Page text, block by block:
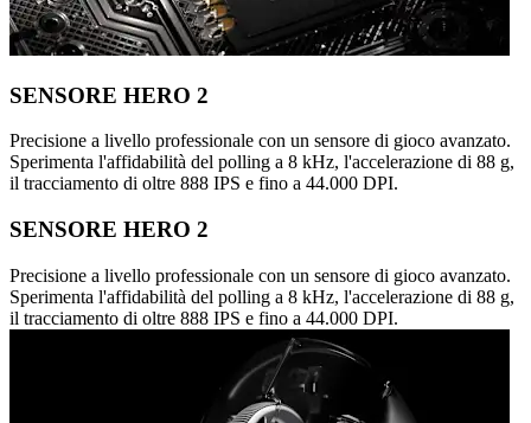
SENSORE HERO 2
Precisione a livello professionale con un sensore di gioco avanzato.
Sperimenta l'affidabilità del polling a 8 kHz, l'accelerazione di 88 g,
il tracciamento di oltre 888 IPS e fino a 44.000 DPI.
SENSORE HERO 2
Precisione a livello professionale con un sensore di gioco avanzato.
Sperimenta l'affidabilità del polling a 8 kHz, l'accelerazione di 88 g,
il tracciamento di oltre 888 IPS e fino a 44.000 DPI.